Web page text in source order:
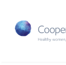
content